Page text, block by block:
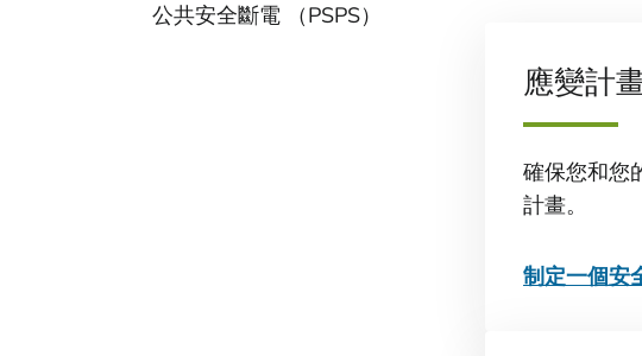
公共安全斷電 （PSPS）
應變計
確保您和您
計畫。
制定一個安